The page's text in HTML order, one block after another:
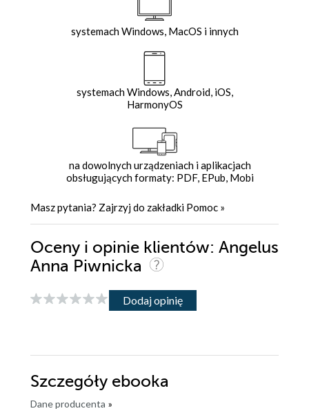
systemach Windows, MacOS i innych
systemach Windows, Android, iOS,
HarmonyOS
na dowolnych urządzeniach i aplikacjach
obsługujących formaty: PDF, EPub, Mobi
Masz pytania? Zajrzyj do zakładki Pomoc »
Oceny i opinie klientów: Angelus
Anna Piwnicka
Dodaj opinię
Szczegóły ebooka
Dane producenta »